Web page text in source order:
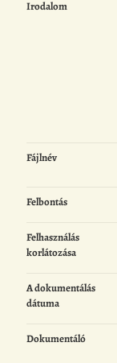
Irodalom
Fájlnév
Felbontás
Felhasználás
korlátozása
A dokumentálás
dátuma
Dokumentáló